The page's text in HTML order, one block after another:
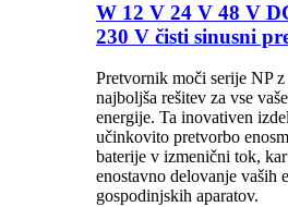
W 12 V 24 V 48 V
230 V čisti sinusni
Pretvornik moči serije NP
najboljša rešitev za vse
energije. Ta inovativen
učinkovito pretvorbo
baterije v izmenični tok,
enostavno delovanje vaših
gospodinjskih aparatov.